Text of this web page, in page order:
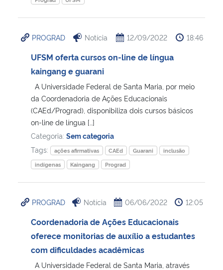
PROGRAD Notícia 12/09/2022 18:46
UFSM oferta cursos on-line de língua
kaingang e guarani
A Universidade Federal de Santa Maria, por meio
da Coordenadoria de Ações Educacionais
(CAEd/Prograd), disponibiliza dois cursos básicos
on-line de língua […]
Categoria: Sem categoria
Tags:
ações afirmativas CAEd Guarani
inclusão
indígenas
Kaingang Prograd
PROGRAD Notícia 06/06/2022 12:05
Coordenadoria de Ações Educacionais
oferece monitorias de auxílio a estudantes
com dificuldades acadêmicas
A Universidade Federal de Santa Maria, através